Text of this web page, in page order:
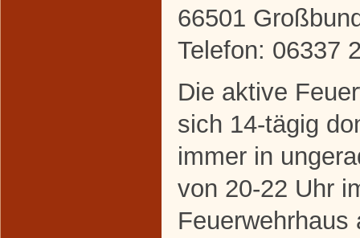
66501
Telefon: 06337
Die aktive
sich 14-tägig
immer in
von 20-22 Uhr
Feuerwehrhaus